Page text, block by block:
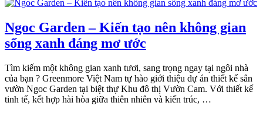
Ngoc Garden – Kiến tạo nên không gian
sống xanh đáng mơ ước
Tìm kiếm một không gian xanh tươi, sang trọng ngay tại ngôi nhà
của bạn ? Greenmore Việt Nam tự hào giới thiệu dự án thiết kế sân
vườn Ngoc Garden tại biệt thự Khu đô thị Vườn Cam. Với thiết kế
tinh tế, kết hợp hài hòa giữa thiên nhiên và kiến trúc, …